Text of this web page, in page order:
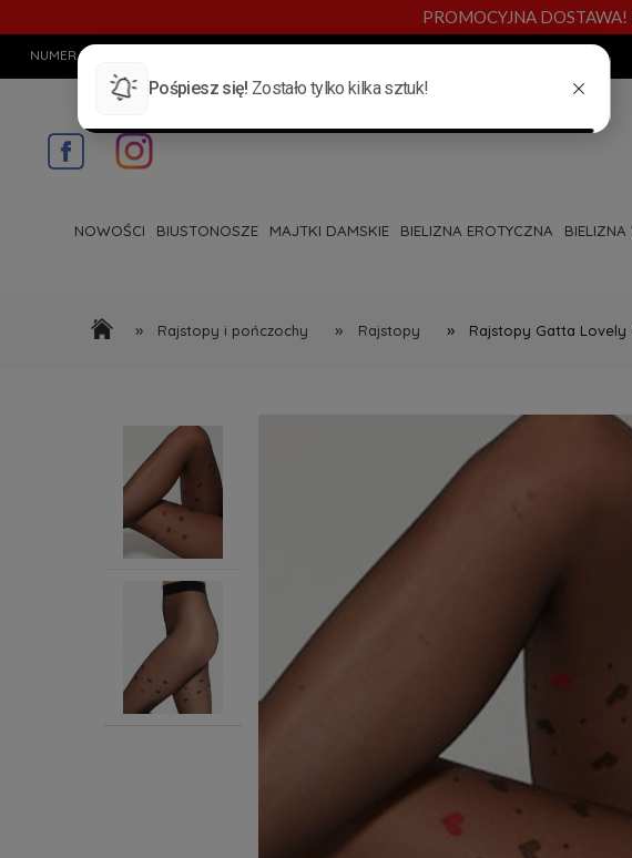
PROMOCYJNA
NUMER TELEFONU:
NOWOŚCI BIUSTONOSZE MAJTKI DAMSKIE BIELIZNA EROTYCZNA
» Rajstopy i pończochy » Rajstopy » Rajstopy Gatta Lovely